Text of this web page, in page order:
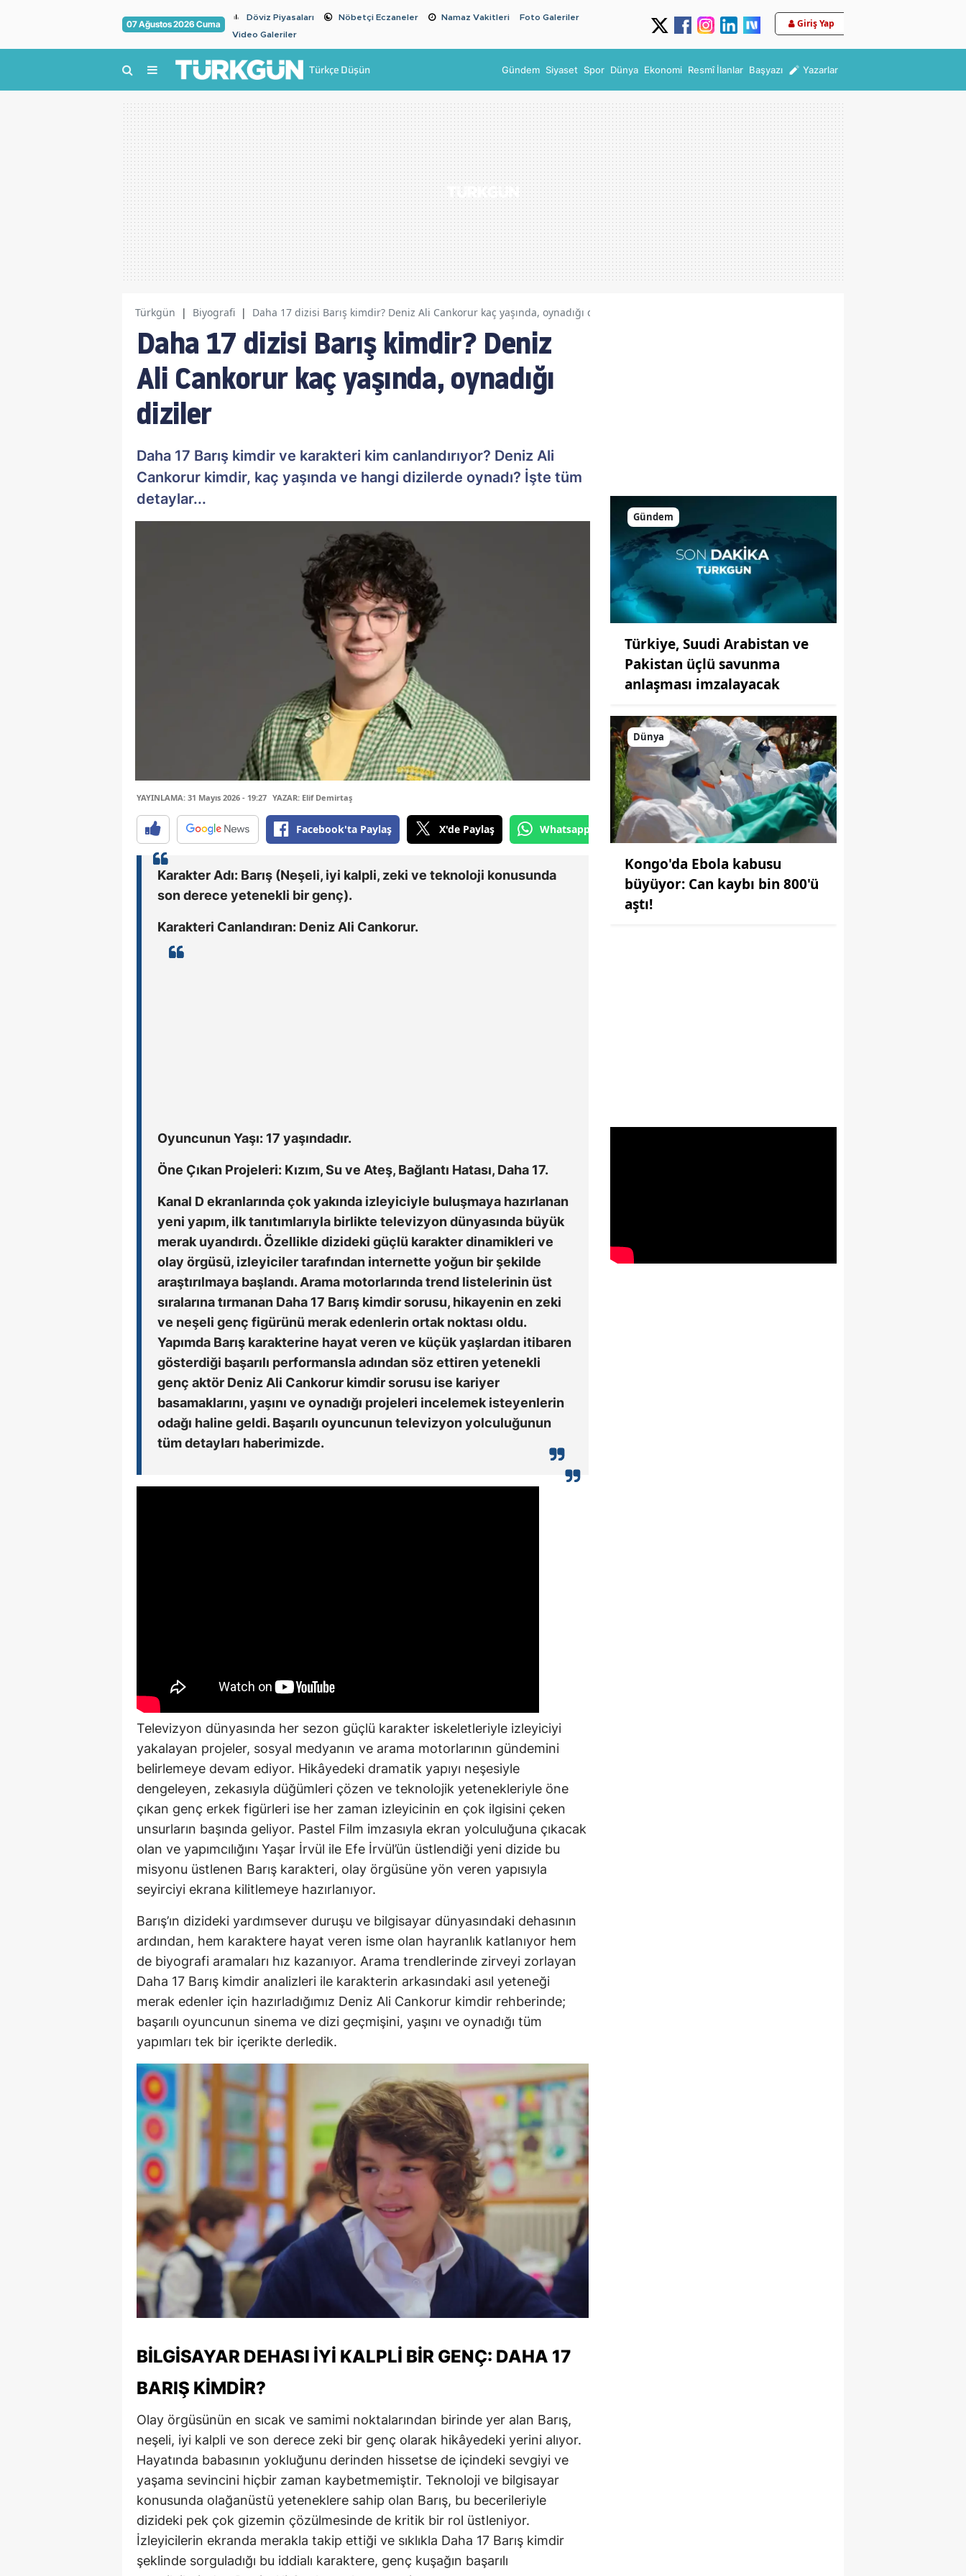
07 Ağustos 2026 Cuma
Döviz Piyasaları Nöbetçi Eczaneler Namaz Vakitleri
Foto Galeriler
Video Galeriler
Giriş Yap
Türkçe Düşün Gündem Siyaset Spor Dünya Ekonomi Resmî İlanlar Başyazı Yazarlar
Türkgün | Biyografi | Daha 17 dizisi Barış kimdir? Deniz Ali Cankorur kaç yaşında, oynadığı diziler
Daha 17 dizisi Barış kimdir? Deniz
Ali Cankorur kaç yaşında, oynadığı
diziler
Daha 17 Barış kimdir ve karakteri kim canlandırıyor? Deniz Ali
Cankorur kimdir, kaç yaşında ve hangi dizilerde oynadı? İşte tüm
detaylar...
YAYINLAMA: 31 Mayıs 2026 - 19:27 YAZAR: Elif Demirtaş
Facebook'ta Paylaş X'de Paylaş Whatsapp'tan Gönder
Karakter Adı: Barış (Neşeli, iyi kalpli, zeki ve teknoloji konusunda
son derece yetenekli bir genç).
Karakteri Canlandıran: Deniz Ali Cankorur.
Oyuncunun Yaşı: 17 yaşındadır.
Öne Çıkan Projeleri: Kızım, Su ve Ateş, Bağlantı Hatası, Daha 17.
Kanal D ekranlarında çok yakında izleyiciyle buluşmaya hazırlanan
yeni yapım, ilk tanıtımlarıyla birlikte televizyon dünyasında büyük
merak uyandırdı. Özellikle dizideki güçlü karakter dinamikleri ve
olay örgüsü, izleyiciler tarafından internette yoğun bir şekilde
araştırılmaya başlandı. Arama motorlarında trend listelerinin üst
sıralarına tırmanan Daha 17 Barış kimdir sorusu, hikayenin en zeki
ve neşeli genç figürünü merak edenlerin ortak noktası oldu.
Yapımda Barış karakterine hayat veren ve küçük yaşlardan itibaren
gösterdiği başarılı performansla adından söz ettiren yetenekli
genç aktör Deniz Ali Cankorur kimdir sorusu ise kariyer
basamaklarını, yaşını ve oynadığı projeleri incelemek isteyenlerin
odağı haline geldi. Başarılı oyuncunun televizyon yolculuğunun
tüm detayları haberimizde.
Televizyon dünyasında her sezon güçlü karakter iskeletleriyle izleyiciyi
yakalayan projeler, sosyal medyanın ve arama motorlarının gündemini
belirlemeye devam ediyor. Hikâyedeki dramatik yapıyı neşesiyle
dengeleyen, zekasıyla düğümleri çözen ve teknolojik yetenekleriyle öne
çıkan genç erkek figürleri ise her zaman izleyicinin en çok ilgisini çeken
unsurların başında geliyor. Pastel Film imzasıyla ekran yolculuğuna çıkacak
olan ve yapımcılığını Yaşar İrvül ile Efe İrvül’ün üstlendiği yeni dizide bu
misyonu üstlenen Barış karakteri, olay örgüsüne yön veren yapısıyla
seyirciyi ekrana kilitlemeye hazırlanıyor.
Barış’ın dizideki yardımsever duruşu ve bilgisayar dünyasındaki dehasının
ardından, hem karaktere hayat veren isme olan hayranlık katlanıyor hem
de biyografi aramaları hız kazanıyor. Arama trendlerinde zirveyi zorlayan
Daha 17 Barış kimdir analizleri ile karakterin arkasındaki asıl yeteneği
merak edenler için hazırladığımız Deniz Ali Cankorur kimdir rehberinde;
başarılı oyuncunun sinema ve dizi geçmişini, yaşını ve oynadığı tüm
yapımları tek bir içerikte derledik.
BILGISAYAR DEHASI İYI KALPLI BIR GENÇ: DAHA 17
BARIŞ KIMDIR?
Olay örgüsünün en sıcak ve samimi noktalarından birinde yer alan Barış,
neşeli, iyi kalpli ve son derece zeki bir genç olarak hikâyedeki yerini alıyor.
Hayatında babasının yokluğunu derinden hissetse de içindeki sevgiyi ve
yaşama sevincini hiçbir zaman kaybetmemiştir. Teknoloji ve bilgisayar
konusunda olağanüstü yeteneklere sahip olan Barış, bu becerileriyle
dizideki pek çok gizemin çözülmesinde de kritik bir rol üstleniyor.
İzleyicilerin ekranda merakla takip ettiği ve sıklıkla Daha 17 Barış kimdir
şeklinde sorguladığı bu iddialı karaktere, genç kuşağın başarılı
Gündem
Türkiye, Suudi Arabistan ve
Pakistan üçlü savunma
anlaşması imzalayacak
Dünya
Kongo'da Ebola kabusu
büyüyor: Can kaybı bin 800'ü
aştı!